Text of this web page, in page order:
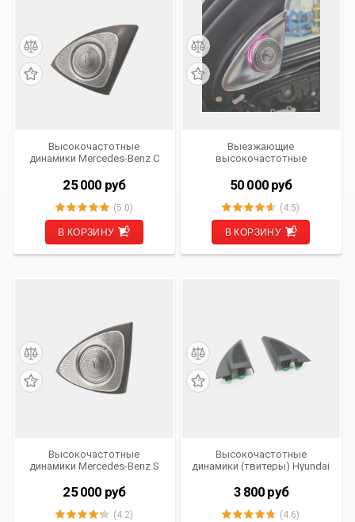
Высокочастотные
динамики Mercedes-Benz C
г.в. 3D-Tweeter Burmester
Style с подсветкой Ambient
IV-3D-MBW205
25 000 руб
(5.0)
В КОРЗИНУ
Выезжающие
высокочастотные
Class (W223) от 2021 г.в. 3D-
Tweeter Burmester Style с
подсветкой Ambient AML-
3D-TW-MBW223
50 000 руб
(4.5)
В КОРЗИНУ
Высокочастотные
динамики Mercedes-Benz S
Tweeter Burmester Style с
подсветкой Ambient IV-3D-
MBS-17
25 000 руб
(4.2)
Высокочастотные
динамики (твитеры) Hyundai
(Комплект 2 шт. Оригинал)
3 800 руб
(4.6)